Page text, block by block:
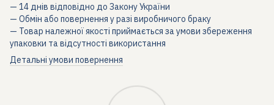
— 14 днів відповідно до Закону України
— Обмін або повернення у разі виробничого браку
— Товар належної якості приймається за умови збереження
упаковки та відсутності використання
Детальні умови повернення